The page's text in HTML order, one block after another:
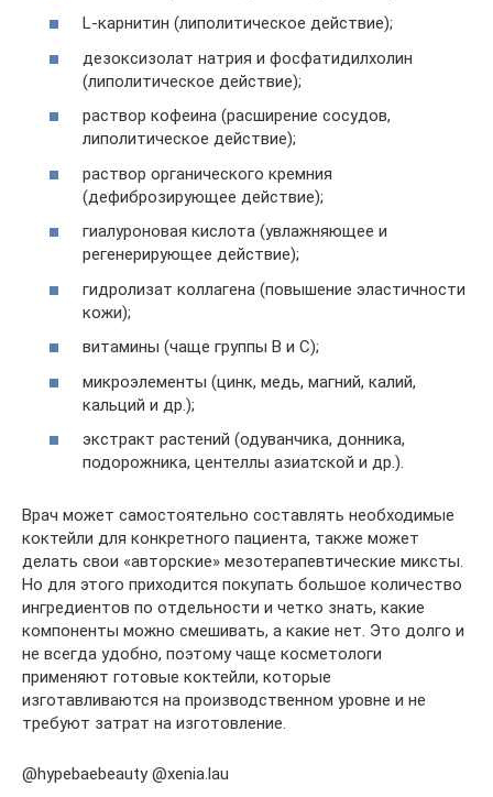
L-карнитин (липолитическое действие);
дезоксизолат натрия и фосфатидилхолин
(липолитическое действие);
раствор кофеина (расширение сосудов,
липолитическое действие);
раствор органического кремния
(дефиброзирующее действие);
гиалуроновая кислота (увлажняющее и
регенерирующее действие);
гидролизат коллагена (повышение эластичности
кожи);
витамины (чаще группы В и С);
микроэлементы (цинк, медь, магний, калий,
кальций и др.);
экстракт растений (одуванчика, донника,
подорожника, центеллы азиатской и др.).
Врач может самостоятельно составлять необходимые
коктейли для конкретного пациента, также может
делать свои «авторские» мезотерапевтические миксты.
Но для этого приходится покупать большое количество
ингредиентов по отдельности и четко знать, какие
компоненты можно смешивать, а какие нет. Это долго и
не всегда удобно, поэтому чаще косметологи
применяют готовые коктейли, которые
изготавливаются на производственном уровне и не
требуют затрат на изготовление.
@hypebaebeauty @xenia.lau